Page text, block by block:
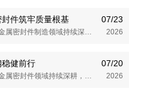
件筑牢质量根基 07/23
▪ 温州经纬密封件科技有限公司在金属密封件制造领域持续深耕，其在原料进厂管控方向上的持续探索与实践，折射出这家企业对“品质从源头抓起”这一理念的务实态度。公司位于温州经济技术开发区，主营金属环垫等密封件产品，配套平板闸阀、采油树、管道法兰、井口装置等工业设备，在石油化工、油气开采、电力能源等领域获得应用。本文从原料管控的技术内涵及企业实践等角度，呈现经纬密封件在该领域的务实探索与稳步发展。 2026
健前行 07/20
▪ 温州经纬密封件科技有限公司在金属密封件领域持续深耕，其在生产制造与客户服务方向上的持续探索，折射出这家企业对产品品质与服务理念的务实态度。公司位于温州经济技术开发区，主营金属环垫等密封件产品，配套平板闸阀、采油树、管道法兰、井口装置等工业设备，在石油化工、采油机械、管道连接等领域获得应用。本文从生产体系的构建及服务理念的实践等角度，呈现经纬密封件在该领域的务实探索与稳步发展。 2026